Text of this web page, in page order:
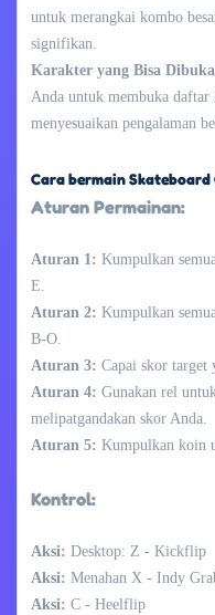
untuk merangkai kombo
signifikan.
Karakter yang Bisa
Anda untuk membuka daftar
menyesuaikan pengalaman
Cara bermain
Aturan Permainan:
Aturan 1: Kumpulkan
E.
Aturan 2: Kumpulkan
B-O.
Aturan 3: Capai skor target
Aturan 4: Gunakan rel
melipatgandakan skor Anda.
Aturan 5: Kumpulkan koin
Kontrol:
Aksi: Desktop: Z - Kickflip
Aksi: Menahan X - Indy
Aksi: C - Heelflip